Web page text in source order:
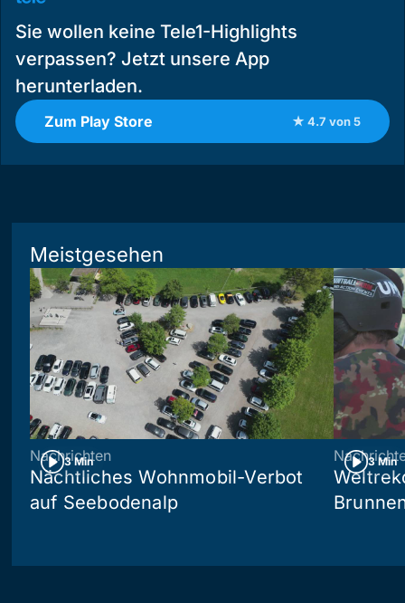
Sie wollen keine Tele1-Highlights
verpassen? Jetzt unsere App
herunterladen.
Zum Play Store ★ 4.7 von 5
Meistgesehen
3 Min
Nachrichten
Nächtliches Wohnmobil-Verbot
auf Seebodenalp
3 Min